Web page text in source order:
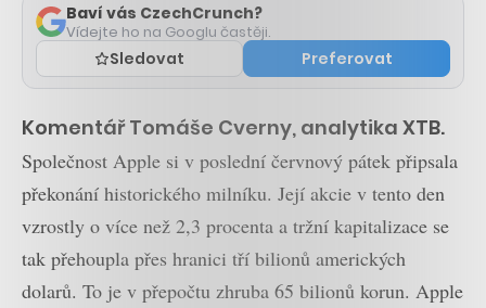
Baví vás CzechCrunch?
Vídejte ho na Googlu častěji.
Sledovat Preferovat
Komentář Tomáše Cverny, analytika XTB.
Společnost Apple si v poslední červnový pátek připsala
překonání historického milníku. Její akcie v tento den
vzrostly o více než 2,3 procenta a tržní kapitalizace se
tak přehoupla přes hranici tří bilionů amerických
dolarů. To je v přepočtu zhruba 65 bilionů korun. Apple